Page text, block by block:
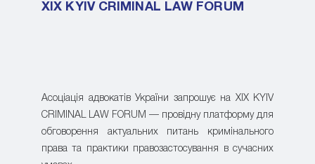
XIX KYIV CRIMINAL LAW FORUM
Асоціація адвокатів України запрошує на XIX KYIV
CRIMINAL LAW FORUM — провідну платформу для
обговорення актуальних питань кримінального
права та практики правозастосування в сучасних